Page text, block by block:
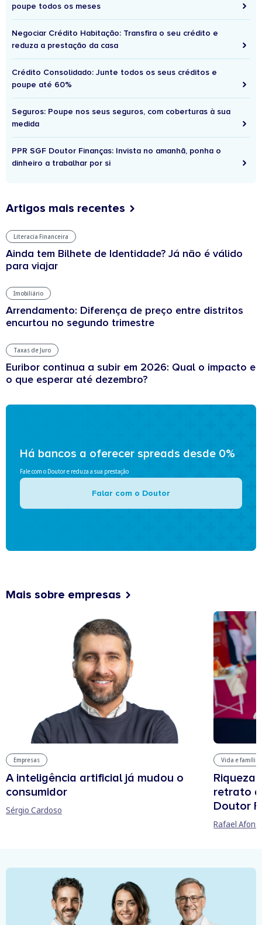
poupe todos os meses
Negociar Crédito Habitação: Transfira o seu crédito e
reduza a prestação da casa
Crédito Consolidado: Junte todos os seus créditos e
poupe até 60%
Seguros: Poupe nos seus seguros, com coberturas à sua
medida
PPR SGF Doutor Finanças: Invista no amanhã, ponha o
dinheiro a trabalhar por si
Artigos mais recentes
Literacia Financeira
Ainda tem Bilhete de Identidade? Já não é válido
para viajar
Imobiliário
Arrendamento: Diferença de preço entre distritos
encurtou no segundo trimestre
Taxas de Juro
Euribor continua a subir em 2026: Qual o impacto e
o que esperar até dezembro?
Há bancos a oferecer spreads desde 0%
Fale com o Doutor e reduza a sua prestação
Falar com o Doutor
Mais sobre empresas
Empresas
A inteligência artificial já mudou o
consumidor
Sérgio Cardoso
Vida e família
retrato
Doutor
Rafael